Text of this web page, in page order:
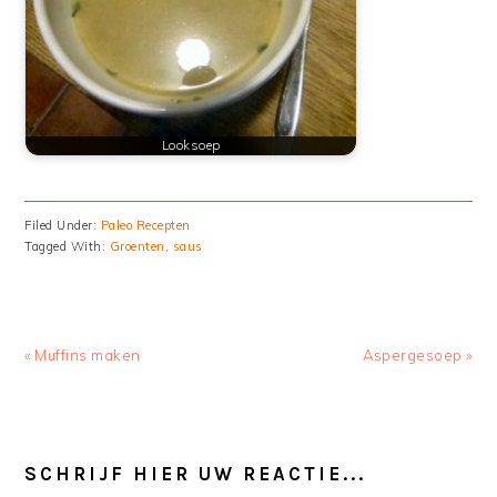
Looksoep
Filed Under: Paleo Recepten
Tagged With: Groenten , saus
Previous
« Muffins maken
Next
Aspergesoep »
INTERACTIONS
SCHRIJF HIER UW REACTIE...